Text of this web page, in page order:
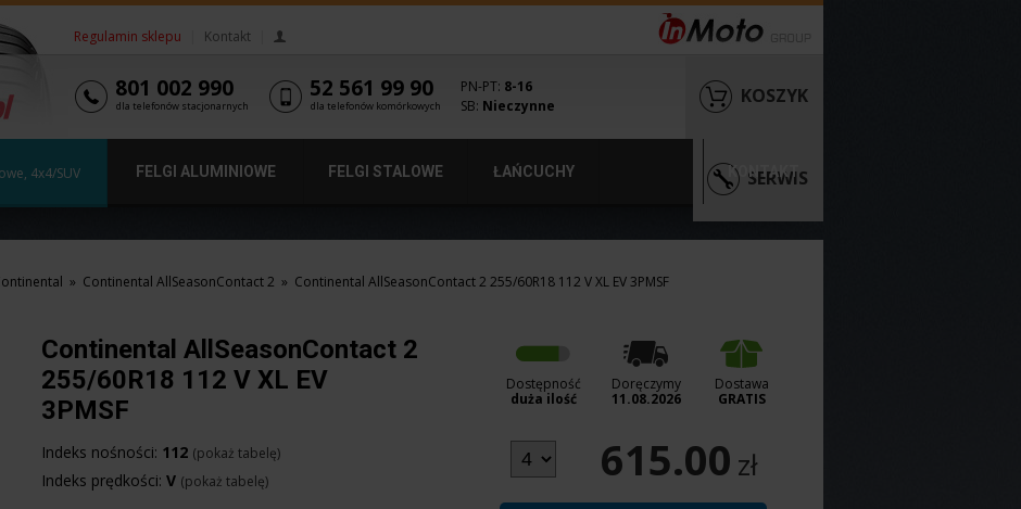
Regulamin sklepu Kontakt
801 002 990
dla telefonów stacjonarnych
52 561 99 90
dla telefonów komórkowych
PN-PT: 8-16
SB: Nieczynne KOSZYK
SERWIS
4x4/SUV FELGI ALUMINIOWE FELGI STALOWE ŁAŃCUCHY KONTAKT
» Continental AllSeasonContact 2 » Continental AllSeasonContact 2 255/60R18 112 V XL EV 3PMSF
Continental AllSeasonContact 2
255/60R18 112 V XL EV
3PMSF
Indeks nośności: 112 (pokaż tabelę)
Indeks prędkości: V (pokaż tabelę)
Dostępność
duża ilość
Doręczymy
11.08.2026
Dostawa
GRATIS
615.00 zł